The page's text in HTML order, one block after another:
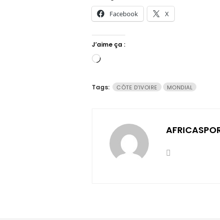
Facebook X
J’aime ça :
Chargement…
Tags: CÔTE D'IVOIRE MONDIAL